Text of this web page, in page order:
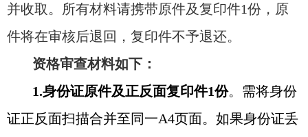
并收取。所有材料请携带原件及复印件1份，原
件将在审核后退回，复印件不予退还。
资格审查材料如下：
1.身份证原件及正反面复印件1份。需将身份
证正反面扫描合并至同一A4页面。如果身份证丢